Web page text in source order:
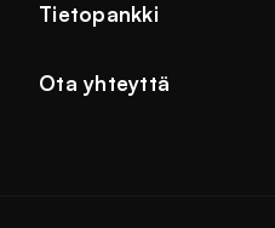
Tietopankki
Ota yhteyttä